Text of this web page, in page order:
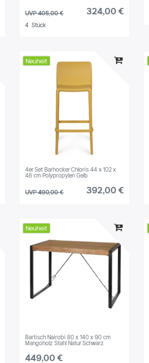
UVP 405,00 € 324,00 €
4 Stück
Neuheit
4er Set Barhocker Chloris 44 x 102 x
48 cm Polypropylen Gelb
UVP 490,00 € 392,00 €
Neuheit
Bartisch Nairobi 80 x 140 x 90 cm
Mangoholz Stahl Natur Schwarz
449,00 €